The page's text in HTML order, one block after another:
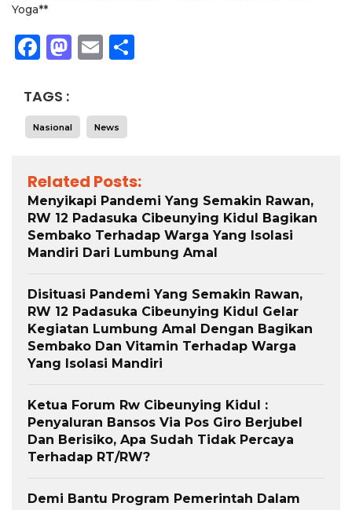
Yoga**
Facebook
Mastodon
Email
TAGS :
Nasional News
Related Posts:
Menyikapi Pandemi Yang Semakin Rawan,
RW 12 Padasuka Cibeunying Kidul Bagikan
Sembako Terhadap Warga Yang Isolasi
Mandiri Dari Lumbung Amal
Disituasi Pandemi Yang Semakin Rawan,
RW 12 Padasuka Cibeunying Kidul Gelar
Kegiatan Lumbung Amal Dengan Bagikan
Sembako Dan Vitamin Terhadap Warga
Yang Isolasi Mandiri
Ketua Forum Rw Cibeunying Kidul :
Penyaluran Bansos Via Pos Giro Berjubel
Dan Berisiko, Apa Sudah Tidak Percaya
Terhadap RT/RW?
Demi Bantu Program Pemerintah Dalam